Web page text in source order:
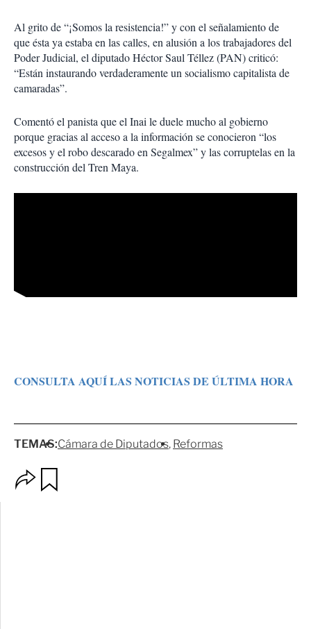
Al grito de “¡Somos la resistencia!” y con el señalamiento de
que ésta ya estaba en las calles, en alusión a los trabajadores del
Poder Judicial, el diputado Héctor Saul Téllez (PAN) criticó:
“Están instaurando verdaderamente un socialismo capitalista de
camaradas”.
Comentó el panista que el Inai le duele mucho al gobierno
porque gracias al acceso a la información se conocieron “los
excesos y el robo descarado en Segalmex” y las corruptelas en la
construcción del Tren Maya.
CONSULTA AQUÍ LAS NOTICIAS DE ÚLTIMA HORA
TEMAS:Cámara de Diputados Reformas
p